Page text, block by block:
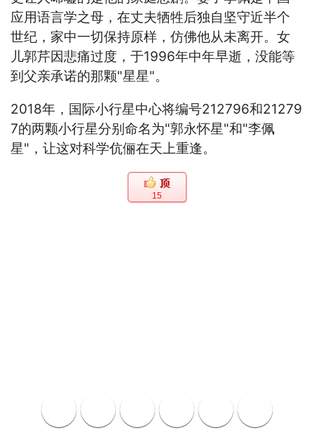
应用语言学之母，在丈夫牺牲后独自坚守近半个
世纪，家中一切保持原样，仿佛他从未离开。女
儿郭芹因悲痛过度，于1996年中年早逝，没能等
到父亲承诺的那颗"星星"。
2018年，国际小行星中心将编号212796和21279
7的两颗小行星分别命名为"郭永怀星"和"李佩
星"，让这对科学伉俪在天上重逢。
15